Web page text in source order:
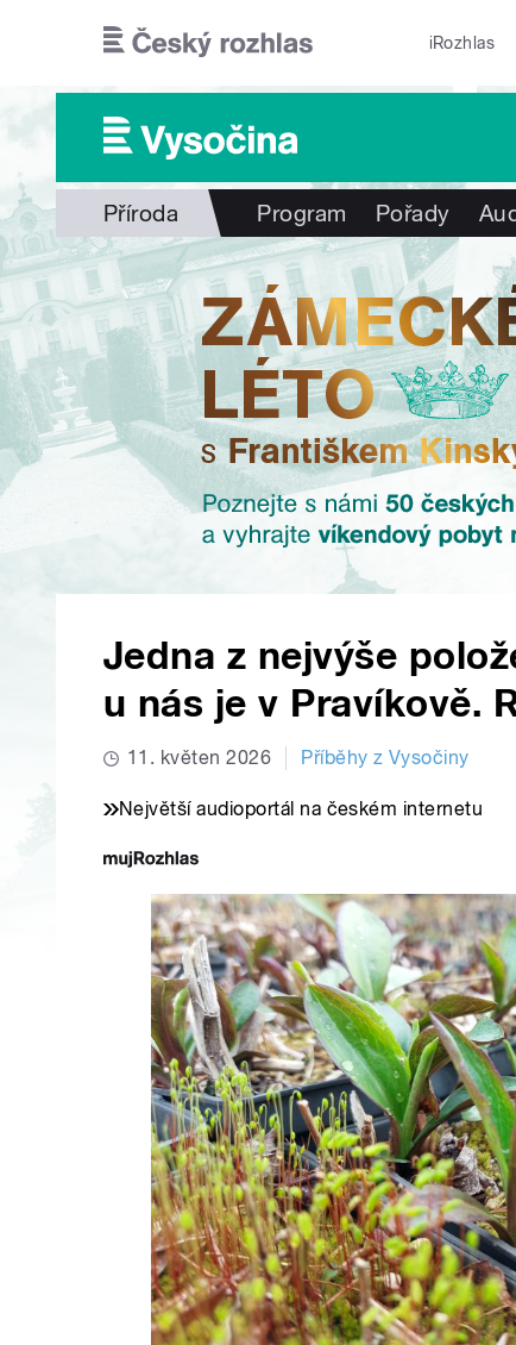
iRozhlas
Příroda Program Pořady
Jedna z nejvýše
u nás je v Pravíkově.
11. květen 2026 Příběhy z Vysočiny
Největší audioportál na českém internetu